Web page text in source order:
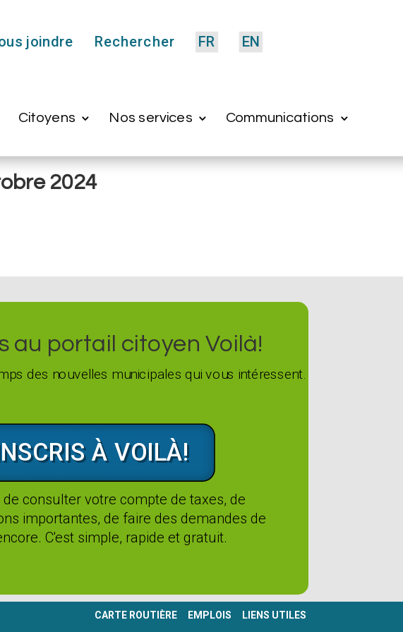
joindre Rechercher FR EN
Citoyens Nos services Communications
2024
au portail citoyen Voilà!
des nouvelles municipales qui vous intéressent.
À VOILÀ!
consulter votre compte de taxes, de
importantes, de faire des demandes de
C'est simple, rapide et gratuit.
CARTE ROUTIÈRE EMPLOIS LIENS UTILES